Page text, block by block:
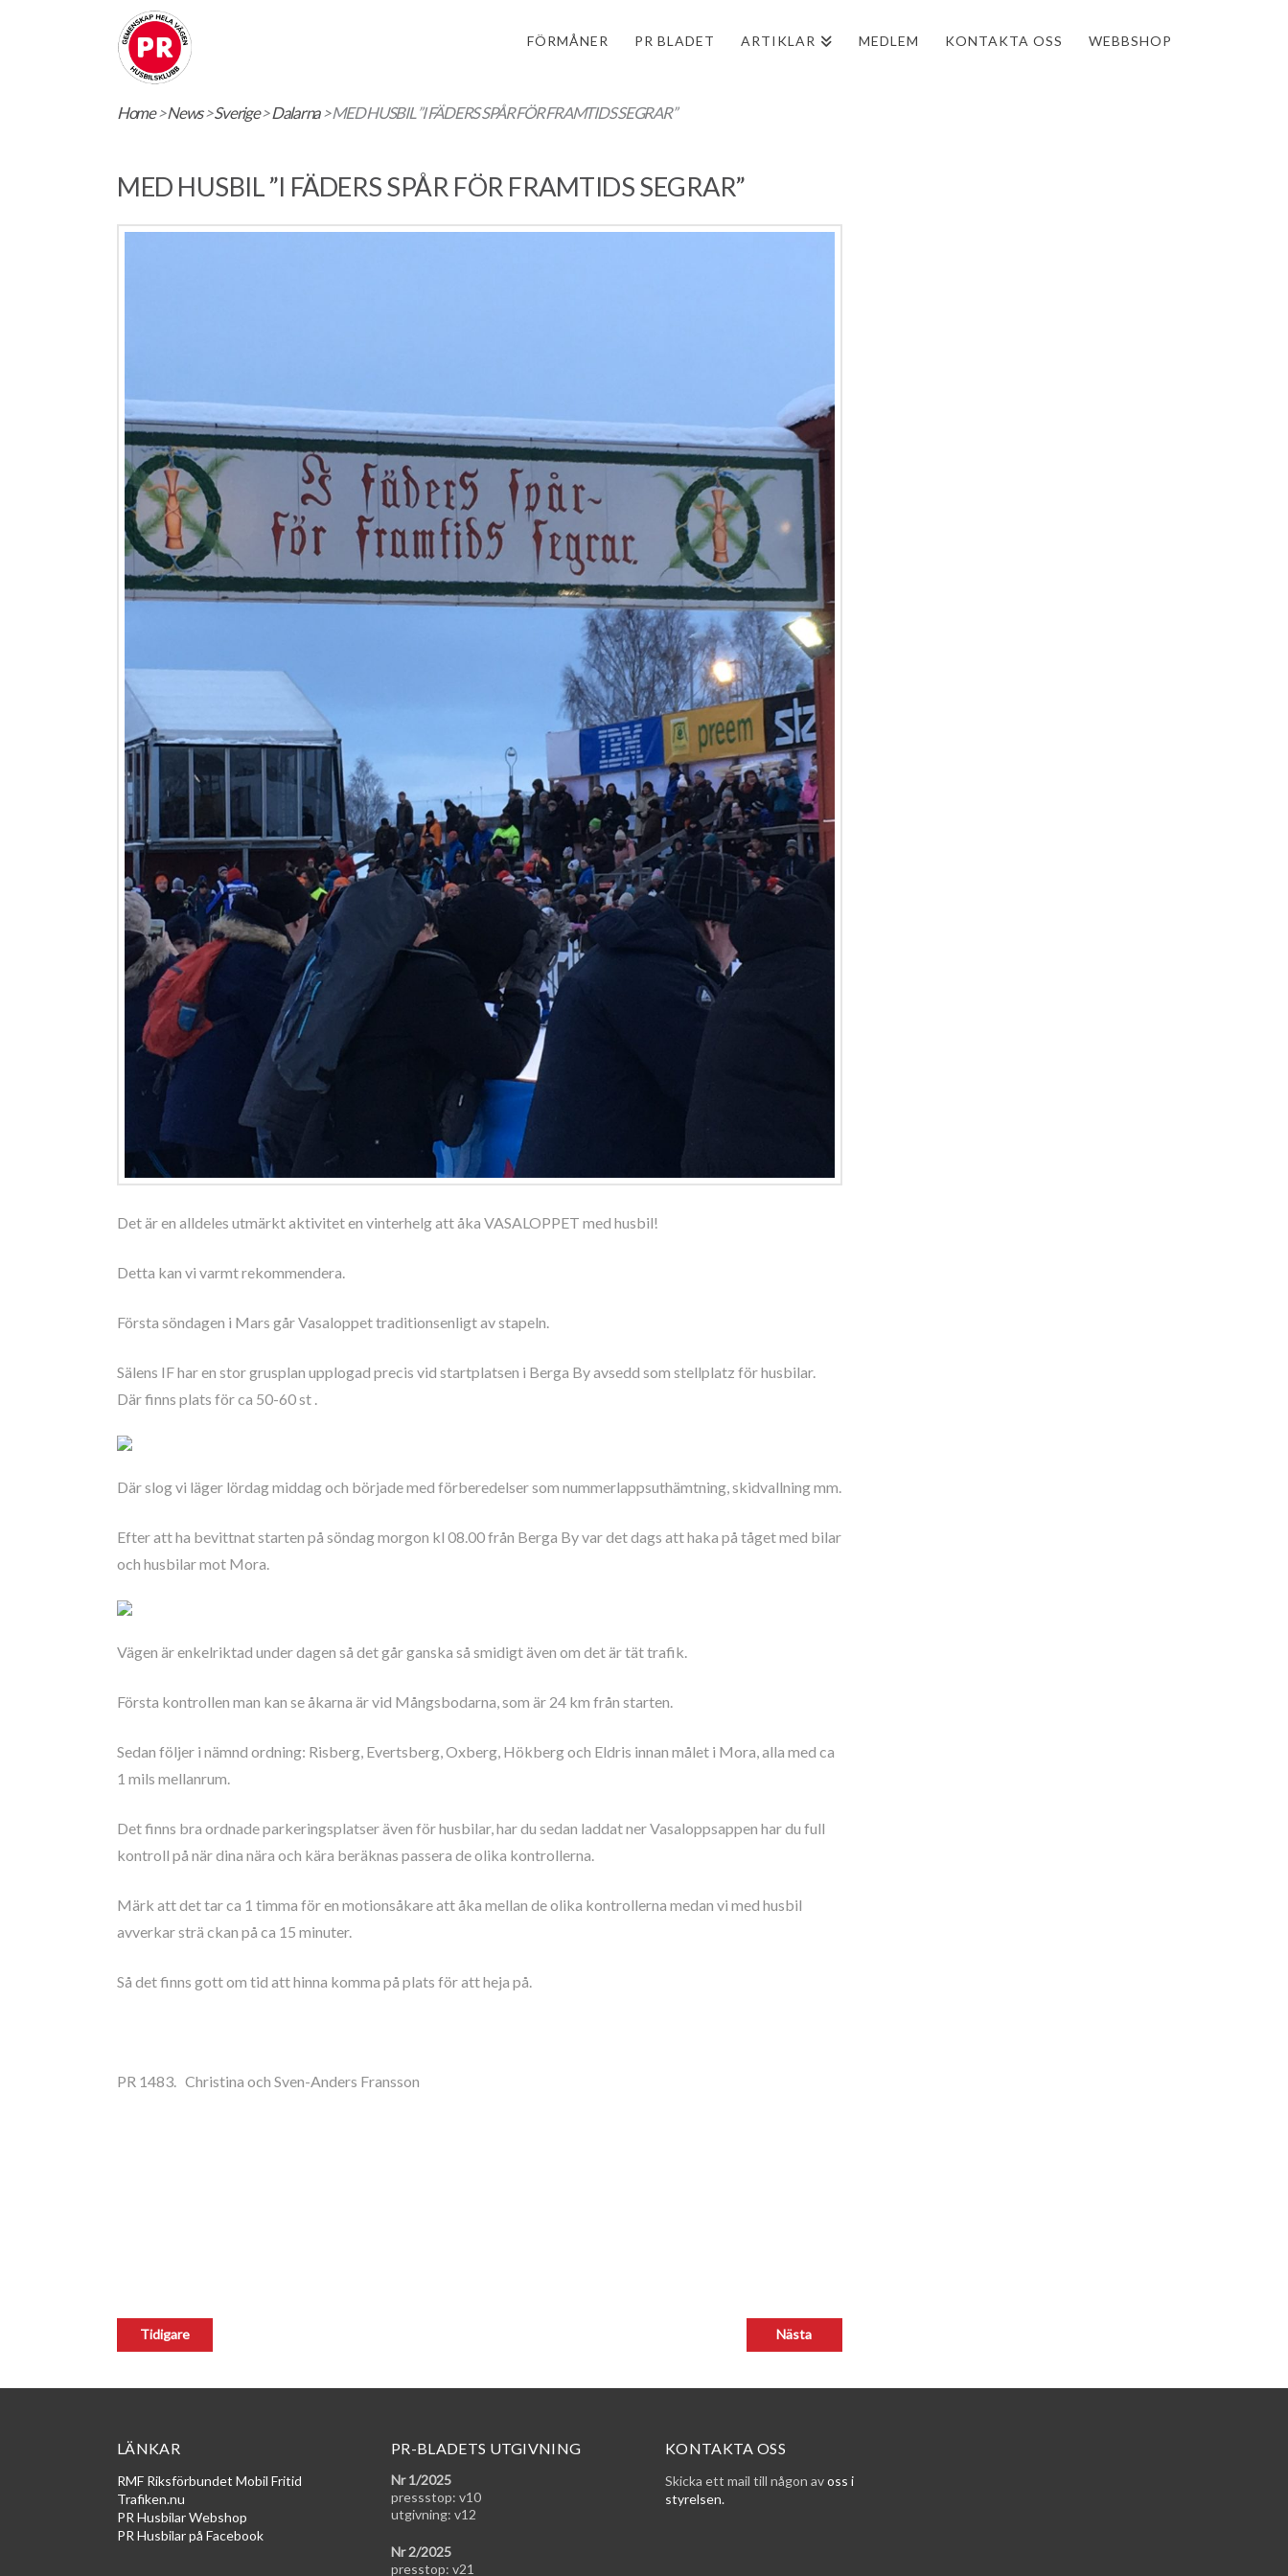
FÖRMÅNER PR BLADET ARTIKLAR MEDLEM KONTAKTA OSS WEBBSHOP
Home>News>Sverige>Dalarna>MED HUSBIL ”I FÄDERS SPÅR FÖR FRAMTIDS SEGRAR”
MED HUSBIL ”I FÄDERS SPÅR FÖR FRAMTIDS SEGRAR”
Det är en alldeles utmärkt aktivitet en vinterhelg att åka VASALOPPET med husbil!
Detta kan vi varmt rekommendera.
Första söndagen i Mars går Vasaloppet traditionsenligt av stapeln.
Sälens IF har en stor grusplan upplogad precis vid startplatsen i Berga By avsedd som stellplatz för husbilar.
Där finns plats för ca 50-60 st .
Där slog vi läger lördag middag och började med förberedelser som nummerlappsuthämtning, skidvallning mm.
Efter att ha bevittnat starten på söndag morgon kl 08.00 från Berga By var det dags att haka på tåget med bilar
och husbilar mot Mora.
Vägen är enkelriktad under dagen så det går ganska så smidigt även om det är tät trafik.
Första kontrollen man kan se åkarna är vid Mångsbodarna, som är 24 km från starten.
Sedan följer i nämnd ordning: Risberg, Evertsberg, Oxberg, Hökberg och Eldris innan målet i Mora, alla med ca
1 mils mellanrum.
Det finns bra ordnade parkeringsplatser även för husbilar, har du sedan laddat ner Vasaloppsappen har du full
kontroll på när dina nära och kära beräknas passera de olika kontrollerna.
Märk att det tar ca 1 timma för en motionsåkare att åka mellan de olika kontrollerna medan vi med husbil
avverkar strä ckan på ca 15 minuter.
Så det finns gott om tid att hinna komma på plats för att heja på.
PR 1483. Christina och Sven-Anders Fransson
LÄNKAR
RMF Riksförbundet Mobil Fritid
Trafiken.nu
PR Husbilar Webshop
PR Husbilar på Facebook
PR-BLADETS UTGIVNING
Nr 1/2025
pressstop: v10
utgivning: v12
Nr 2/2025
presstop: v21
KONTAKTA OSS
Skicka ett mail till någon avoss i
styrelsen.